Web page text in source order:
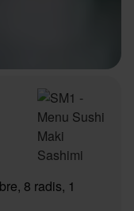
8 radis, 1